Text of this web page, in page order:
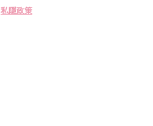
私隱政策